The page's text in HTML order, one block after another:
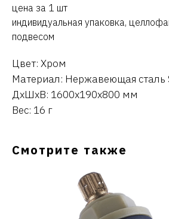
цена за 1 шт
индивидуальная упаковка,
подвесом
Цвет: Хром
Материал: Нержавеющая сталь
ДxШxВ: 1600x190x800 мм
Вес: 16 г
Смотрите также